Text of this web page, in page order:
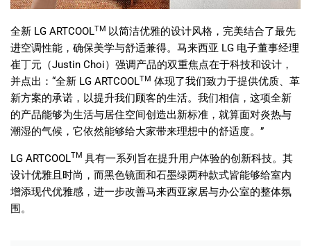
全新 LG ARTCOOLTM 以简洁优雅的设计风格，完美结合了最先
进空调性能，确保美学与舒适兼得。马来西亚 LG 电子董事经理
崔丁元（Justin Choi）强调产品的双重焦点在于科技和设计，
并点出： “全新 LG ARTCOOLTM 体现了我们致力于提供优质、革
新方案的承诺，以提升我们顾客的生活。我们相信，这项全新
的产品能够为生活与居住空间创造出新标准，就算面对炎热与
潮湿的气候，它依然能够给大家带来理想中的舒适度。 ”
LG ARTCOOLTM 具有一系列旨在提升用户体验的创新科技。其
设计优雅且时尚，而黑色镜面和石墨绿两种款式皆能够给室内
增添现代优雅感，进一步改善马来西亚家居与办公室的整体氛
围。